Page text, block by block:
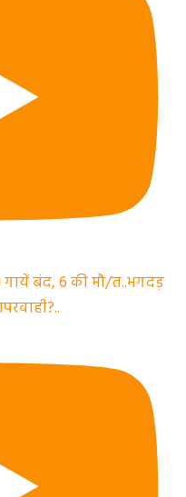
गायें बंद, 6 की मौ/त..भगदड़